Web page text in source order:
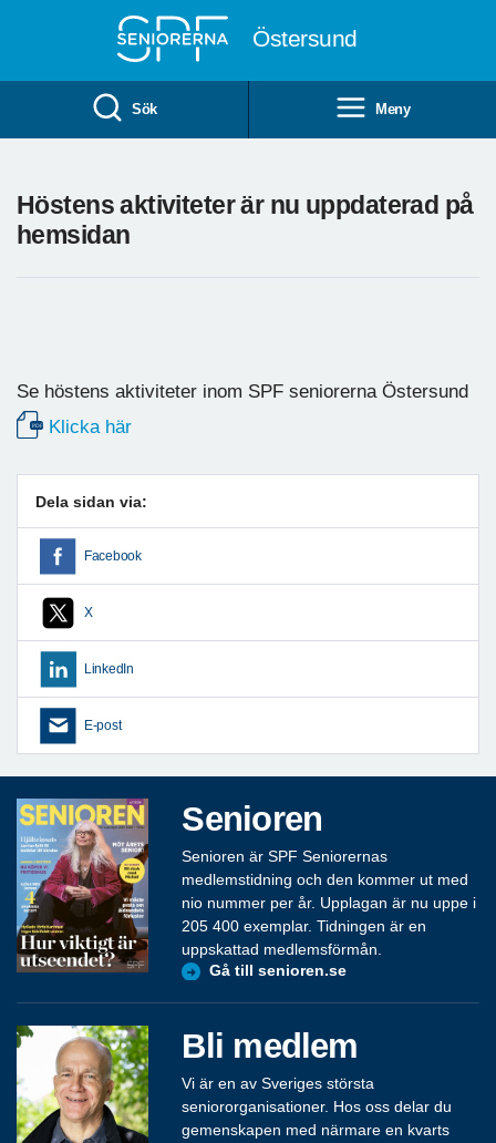
Östersund
Sök Meny
Höstens aktiviteter är nu uppdaterad på
hemsidan
Se höstens aktiviteter inom SPF seniorerna Östersund
Klicka här
Dela sidan via:
Facebook
X
LinkedIn
E-post
Senioren
Senioren är SPF Seniorernas
medlemstidning och den kommer ut med
nio nummer per år. Upplagan är nu uppe i
205 400 exemplar. Tidningen är en
uppskattad medlemsförmån.
Gå till senioren.se
Bli medlem
Vi är en av Sveriges största
seniororganisationer. Hos oss delar du
gemenskapen med närmare en kvarts